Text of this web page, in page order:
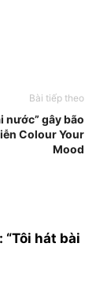
Bài tiếp theo
nước” gây bão
Colour Your
Mood
“Tôi hát bài